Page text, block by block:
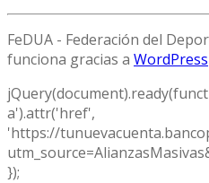
FeDUA - Federación del
funciona gracias a WordPress
a').attr('href',
'https://
});